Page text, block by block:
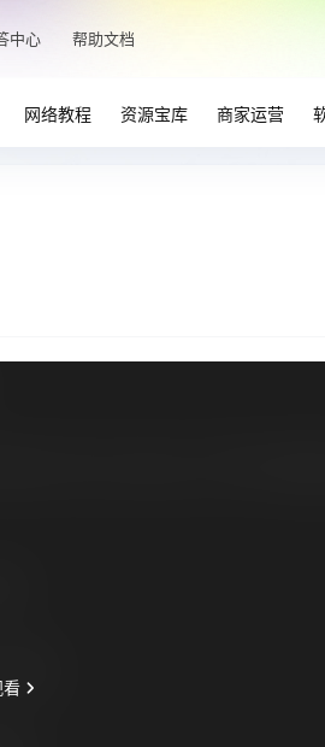
中心 帮助文档
网络教程 资源宝库 商家运营